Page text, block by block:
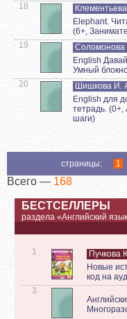
18
Клементьева
Elephant.
(6+,
19
Соломонова
English
Умный
20
Шишкова И.
English для
тетрадь.
шаги)
страницы: 1
Всего — 168
БЕСТСЕЛЛЕРЫ
раздела «Английский
1
Пучкова
Новые
код на
3